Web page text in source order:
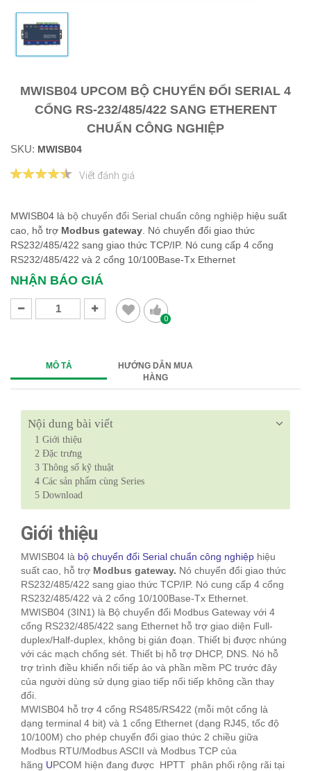
MWISB04 UPCOM BỘ CHUYỂN ĐỔI SERIAL 4
CỔNG RS-232/485/422 SANG ETHERENT
CHUẨN CÔNG NGHIỆP
SKU: MWISB04
Viết đánh giá
MWISB04 là bộ chuyển đổi Serial chuẩn công nghiệp hiệu suất
cao, hỗ trợ Modbus gateway . Nó chuyển đổi giao thức
RS232/485/422 sang giao thức TCP/IP. Nó cung cấp 4 cổng
RS232/485/422 và 2 cổng 10/100Base-Tx Ethernet
NHẬN BÁO GIÁ
0
MÔ TẢ
HƯỚNG DẪN MUA
HÀNG
Nội dung bài viết
1 Giới thiệu
2 Đặc trưng
3 Thông số kỹ thuật
4 Các sản phẩm cùng Series
5 Download
Giới thiệu
MWISB04 là bộ chuyển đổi Serial chuẩn công nghiệp hiệu
suất cao, hỗ trợ Modbus gateway. Nó chuyển đổi giao thức
RS232/485/422 sang giao thức TCP/IP. Nó cung cấp 4 cổng
RS232/485/422 và 2 cổng 10/100Base-Tx Ethernet.
MWISB04 (3IN1) là Bộ chuyển đổi Modbus Gateway với 4
cổng RS232/485/422 sang Ethernet hỗ trợ giao diện Full-
duplex/Half-duplex, không bị gián đoạn. Thiết bị được nhúng
với các mạch chống sét. Thiết bị hỗ trợ DHCP, DNS. Nó hỗ
trợ trình điều khiển nối tiếp ảo và phần mềm PC trước đây
của người dùng sử dụng giao tiếp nối tiếp không cần thay
đổi.
MWISB04 hỗ trợ 4 cổng RS485/RS422 (mỗi một cổng là
dạng terminal 4 bit) và 1 cổng Ethernet (dạng RJ45, tốc độ
10/100M) cho phép chuyển đổi giao thức 2 chiều giữa
Modbus RTU/Modbus ASCII và Modbus TCP của
hãng UPCOM hiện đang được HPTT phân phối rộng rãi tại